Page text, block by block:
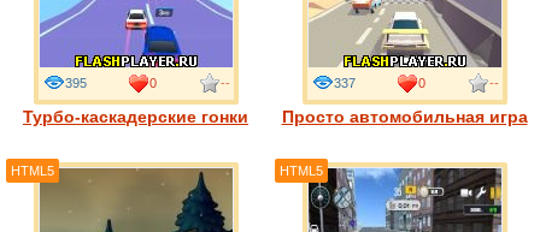
Турбо-каскадерские гонки
395 0 --
Просто автомобильная игра
337 0 --
HTML5 HTML5